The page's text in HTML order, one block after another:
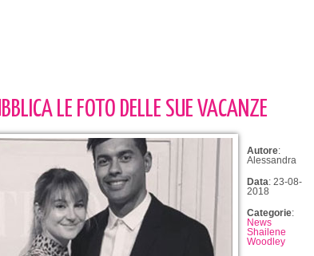
LE FOTO DELLE SUE VACANZE
Autore:
Alessandra
Data: 23-08-
2018
Categorie:
News
Shailene
Woodley